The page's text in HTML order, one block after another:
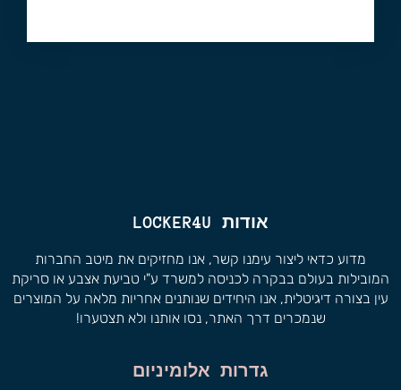
אודות LOCKER4U
מדוע כדאי ליצור עימנו קשר, אנו מחזיקים את מיטב החברות
המובילות בעולם בבקרה לכניסה למשרד ע"י טביעת אצבע או סריקת
עין בצורה דיגיטלית, אנו היחידים שנותנים אחריות מלאה על המוצרים
שנמכרים דרך האתר, נסו אותנו ולא תצטערו!
גדרות אלומיניום